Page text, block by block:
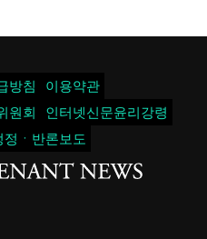
방침
이용약관
원회
인터넷신문윤리강령
정ㆍ반론보도